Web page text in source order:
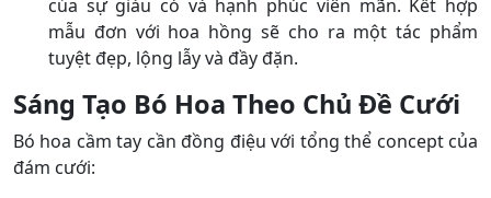
của sự giàu có và hạnh phúc viên mãn. Kết hợp
mẫu đơn với hoa hồng sẽ cho ra một tác phẩm
tuyệt đẹp, lộng lẫy và đầy đặn.
Sáng Tạo Bó Hoa Theo Chủ Đề Cưới
Bó hoa cầm tay cần đồng điệu với tổng thể concept của
đám cưới: